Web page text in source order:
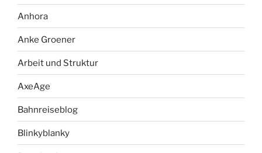
Anhora
Anke Groener
Arbeit und Struktur
AxeAge
Bahnreiseblog
Blinkyblanky